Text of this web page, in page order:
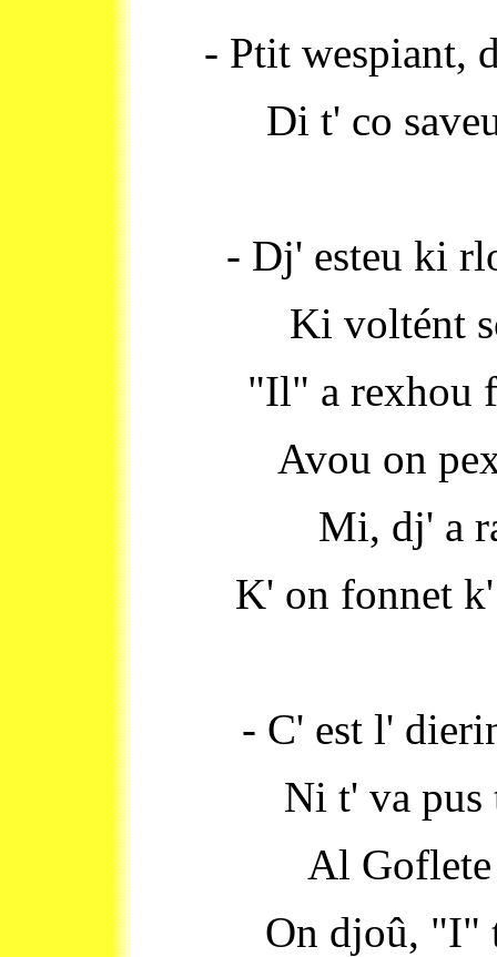
- Ptit wespiant,
Di t' co
- Dj' esteu ki
Ki voltént
"Il" a rexhou
Avou on
Mi, dj' a
K' on fonnet
- C' est l'
Ni t' va pus
Al
On djoû, "I"